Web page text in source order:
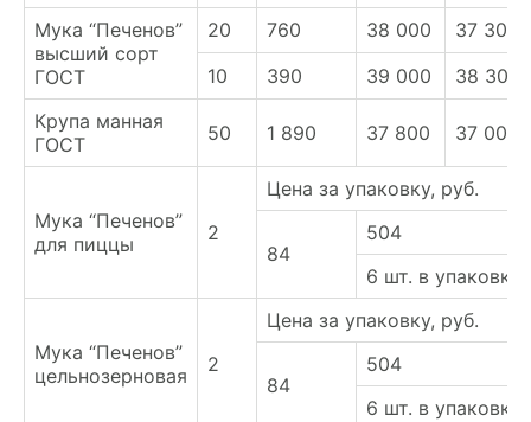
Мука “Печенов”
высший сорт
ГОСТ
20 760 38 000
37 300
10
390 39 000
38 300
Крупа манная
ГОСТ
50 1 890 37 800 37 000
Мука “Печенов”
для пиццы
2
Цена за упаковку, руб.
84
504
6 шт. в упаковке
Мука “Печенов”
цельнозерновая
2
Цена за упаковку, руб.
84
504
6 шт. в упаковке